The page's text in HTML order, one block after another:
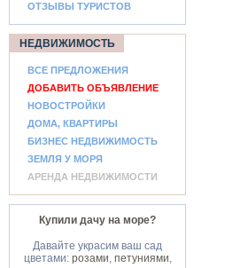
ОТЗЫВЫ ТУРИСТОВ
НЕДВИЖИМОСТЬ
ВСЕ ПРЕДЛОЖЕНИЯ
ДОБАВИТЬ ОБЪЯВЛЕНИЕ
НОВОСТРОЙКИ
ДОМА, КВАРТИРЫ
БИЗНЕС НЕДВИЖИМОСТЬ
ЗЕМЛЯ У МОРЯ
АРЕНДА НЕДВИЖИМОСТИ
Купили дачу на море?
Давайте украсим ваш сад
цветами: розами, петуниями,